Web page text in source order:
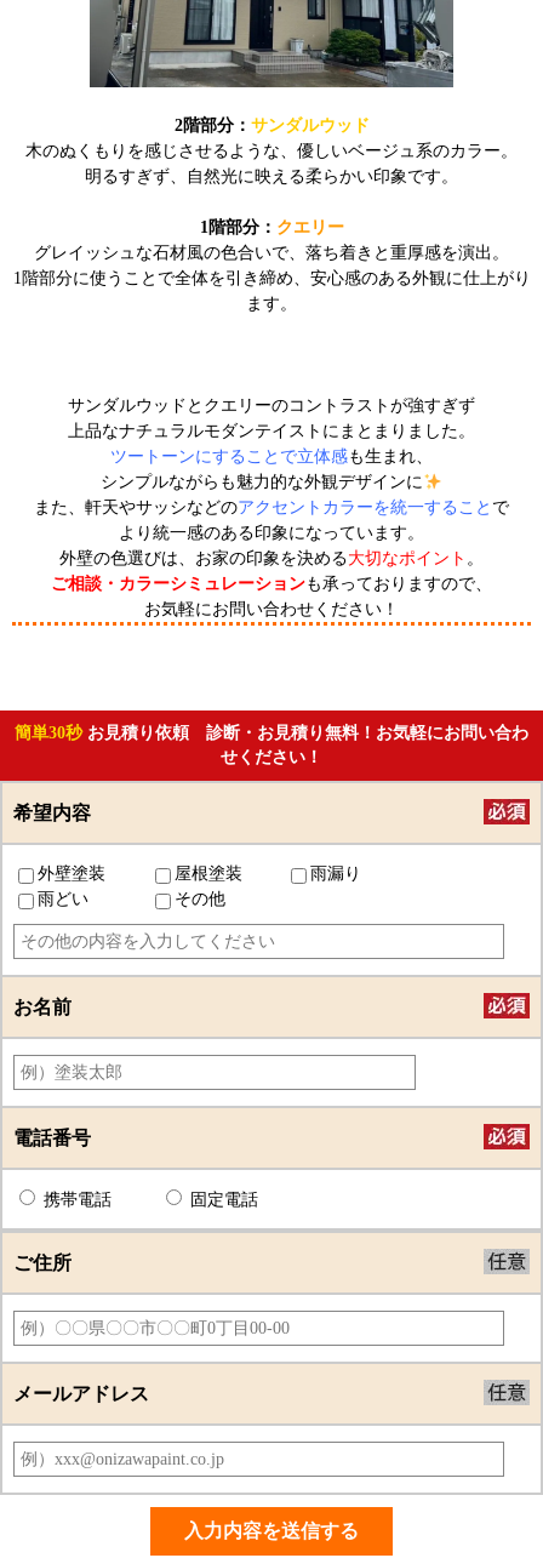
2階部分： サンダルウッド
木のぬくもりを感じさせるような、優しいベージュ系のカラー。
明るすぎず、自然光に映える柔らかい印象です。
1階部分： クエリー
グレイッシュな石材風の色合いで、落ち着きと重厚感を演出。
1階部分に使うことで全体を引き締め、安心感のある外観に仕上がり
ます。
サンダルウッドとクエリーのコントラストが強すぎず
上品なナチュラルモダンテイストにまとまりました。
ツートーンにすることで立体感も生まれ、
シンプルながらも魅力的な外観デザインに
また、軒天やサッシなどのアクセントカラーを統一すること で
より統一感のある印象になっています。
外壁の色選びは、お家の印象を決める大切なポイント 。
ご相談・カラーシミュレーションも承っておりますので、
お気軽にお問い合わせください！
簡単30秒 お見積り依頼 診断・お見積り無料！お気軽にお問い合わ
せください！
希望内容
外壁塗装 屋根塗装
雨漏り
雨どい
その他
お名前
電話番号
携帯電話 固定電話
ご住所
メールアドレス